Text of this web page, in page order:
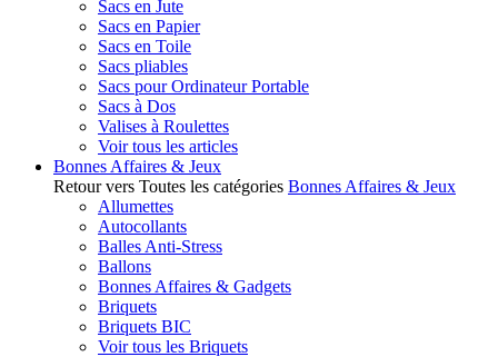
Sacs en Jute
Sacs en Papier
Sacs en Toile
Sacs pliables
Sacs pour Ordinateur Portable
Sacs à Dos
Valises à Roulettes
Voir tous les articles
Bonnes Affaires & Jeux
Retour vers Toutes les catégories Bonnes Affaires & Jeux
Allumettes
Autocollants
Balles Anti-Stress
Ballons
Bonnes Affaires & Gadgets
Briquets
Briquets BIC
Voir tous les Briquets